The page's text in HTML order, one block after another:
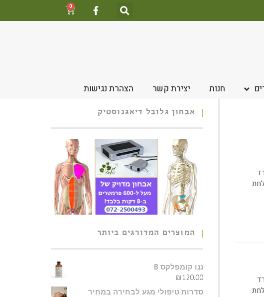
0
חנות יצירת קשר הצהרת נגישות
אבחון גלובל דיאגנוסטיק
המוצרים המדורגים ביותר
ננו קומפלקס B
₪120.00
סדרות טיפולי מגע לבחירה במחיר